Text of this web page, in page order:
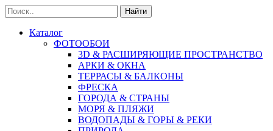
Найти
Каталог
ФОТООБОИ
3D & РАСШИРЯЮЩИЕ ПРОСТРАНСТВО
АРКИ & ОКНА
ТЕРРАСЫ & БАЛКОНЫ
ФРЕСКА
ГОРОДА & СТРАНЫ
МОРЯ & ПЛЯЖИ
ВОДОПАДЫ & ГОРЫ & РЕКИ